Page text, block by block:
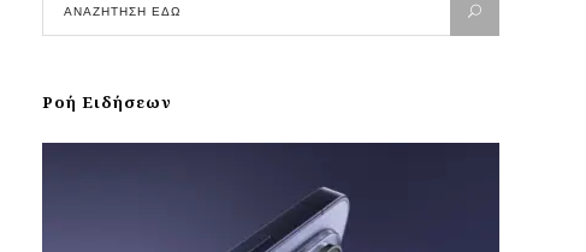
Ροή Ειδήσεων